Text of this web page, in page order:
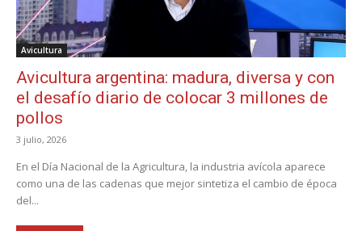
Avicultura
Avicultura argentina: madura, diversa y con
el desafío diario de colocar 3 millones de
pollos
3 julio, 2026
En el Día Nacional de la Agricultura, la industria avícola aparece
como una de las cadenas que mejor sintetiza el cambio de época
del...